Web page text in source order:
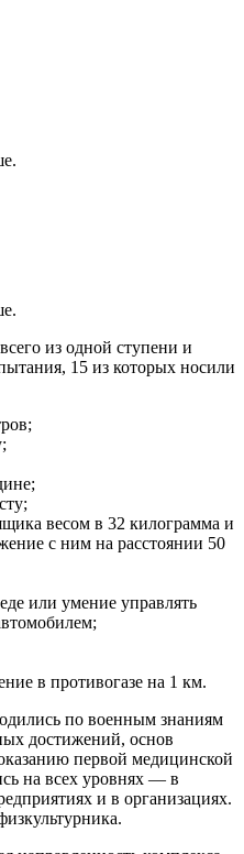
из одной ступени и
15 из которых носили
весом в 32 килограмма и
с ним на расстоянии 50
или умение управлять
в противогазе на 1 км.
по военным знаниям
достижений, основ
первой медицинской
на всех уровнях — в
и в организациях.